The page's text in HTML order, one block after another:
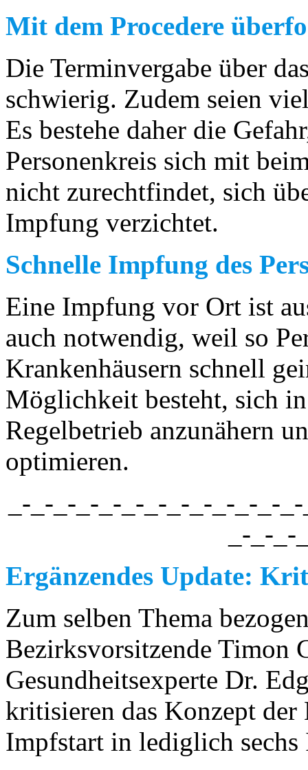
Mit dem Procedere
Die Terminvergabe über
schwierig. Zudem seien
Es bestehe daher die
Personenkreis sich mit
nicht zurechtfindet, sich
Impfung verzichtet.
Schnelle Impfung des
Eine Impfung vor Ort ist
auch notwendig, weil so
Krankenhäusern schnell
Möglichkeit besteht, sich
Regelbetrieb anzunähern
optimieren.
_-_-_-_-_-_-_-_-_-_-_-_-
_-_-
Ergänzendes Update:
Zum selben Thema
Bezirksvorsitzende Timon
Gesundheitsexperte Dr.
kritisieren das Konzept der
Impfstart in lediglich sechs